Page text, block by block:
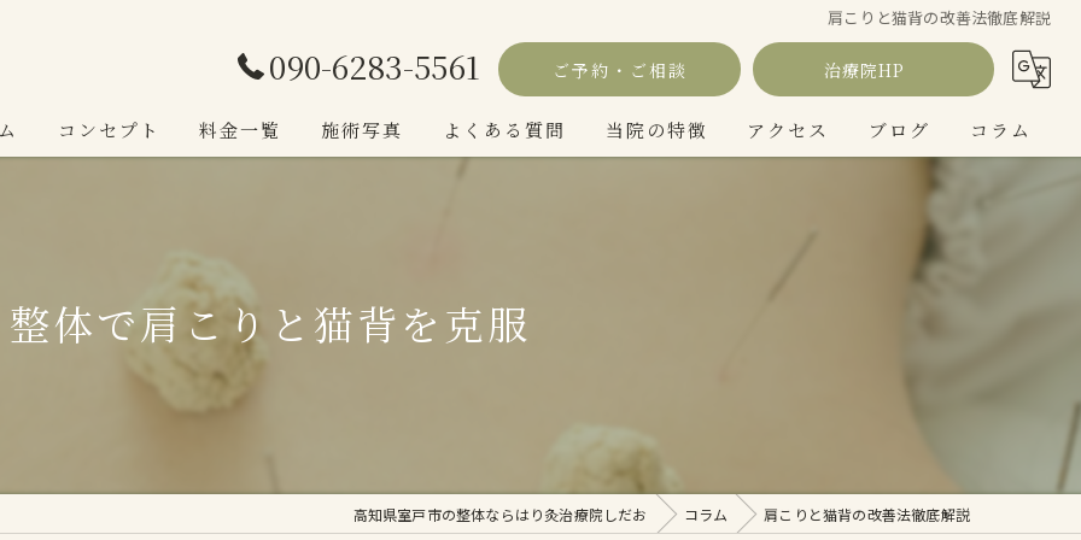
肩こりと猫背の改善法徹底解説
090-6283-5561 ご予約・ご相談 治療院HP
コンセプト 料金一覧 施術写真 よくある質問 当院の特徴
腰痛
アクセス ブログ コラム
整体で肩こりと猫背を克服
高知県室戸市の整体ならはり灸治療院しだお コラム 肩こりと猫背の改善法徹底解説